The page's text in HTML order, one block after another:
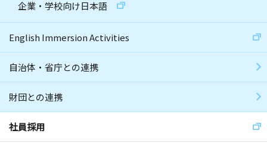
企業・学校向け日本語
English Immersion Activities
自治体・省庁との連携
財団との連携
社員採用